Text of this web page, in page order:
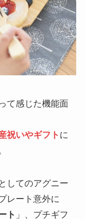
て感じた機能面
祝いやギフト に
してのアグニー
レート意外に
ト 」、プチギフ